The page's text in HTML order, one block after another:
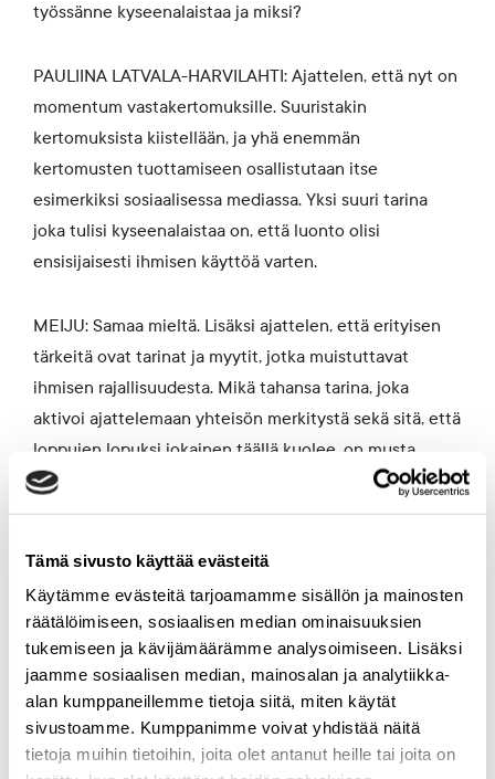
Tämä sivusto käyttää evästeitä
Käytämme evästeitä tarjoamamme sisällön ja mainosten
räätälöimiseen, sosiaalisen median ominaisuuksien
tukemiseen ja kävijämäärämme analysoimiseen. Lisäksi
jaamme sosiaalisen median, mainosalan ja analytiikka-
alan kumppaneillemme tietoja siitä, miten käytät
sivustoamme. Kumppanimme voivat yhdistää näitä
tietoja muihin tietoihin, joita olet antanut heille tai joita on
työssänne kyseenalaistaa ja miksi?
PAULIINA LATVALA-HARVILAHTI: Ajattelen, että nyt on
momentum vastakertomuksille. Suuristakin
kertomuksista kiistellään, ja yhä enemmän
kertomusten tuottamiseen osallistutaan itse
esimerkiksi sosiaalisessa mediassa. Yksi suuri tarina
joka tulisi kyseenalaistaa on, että luonto olisi
ensisijaisesti ihmisen käyttöä varten.
MEIJU: Samaa mieltä. Lisäksi ajattelen, että erityisen
tärkeitä ovat tarinat ja myytit, jotka muistuttavat
ihmisen rajallisuudesta. Mikä tahansa tarina, joka
aktivoi ajattelemaan yhteisön merkitystä sekä sitä, että
loppujen lopuksi jokainen täällä kuolee, on musta
tärkeä. Kyseenalaistan perinteisiä sankaritarinoita, jossa
sankariyksilö kaikkien haasteiden jälkeen ryömii
sankaritarina, jossa sankari olisi se tyyppi, jonka
valvontavuorolla ihmislaji ei syö koko planeettaa
itseltään ja muilta.
IIDA: Komppaan! Nykyisten yhteiskunta- ja
talousjärjestelmiemme perusperiaatteet on luotu
aikana, jolloin ajateltiin, että maailma oli jumalan